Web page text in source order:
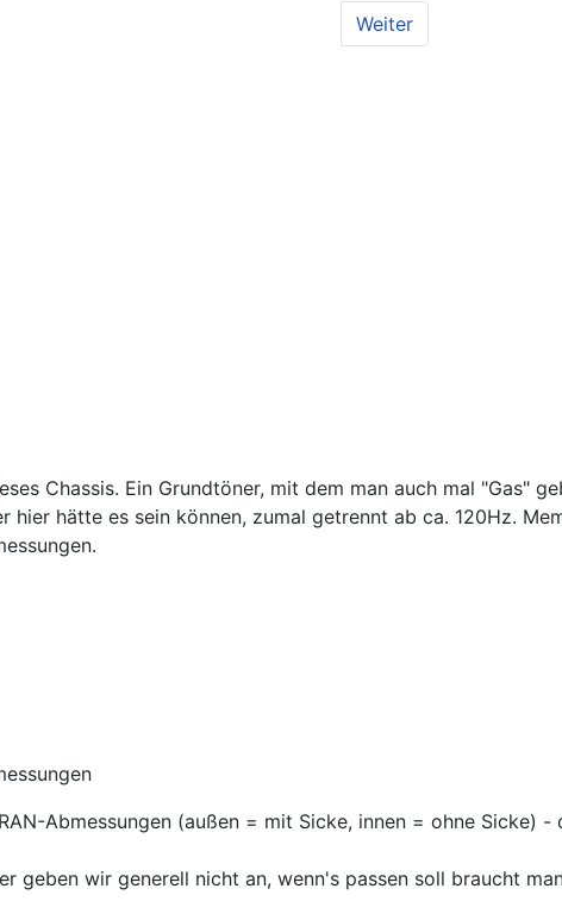
Weiter
Chassis. Ein Grundtöner, mit dem man auch mal "Gas"
hier hätte es sein können, zumal getrennt ab ca. 120Hz.
Abmessungen (außen = mit Sicke, innen = ohne Sicke)
geben wir generell nicht an, wenn's passen soll braucht